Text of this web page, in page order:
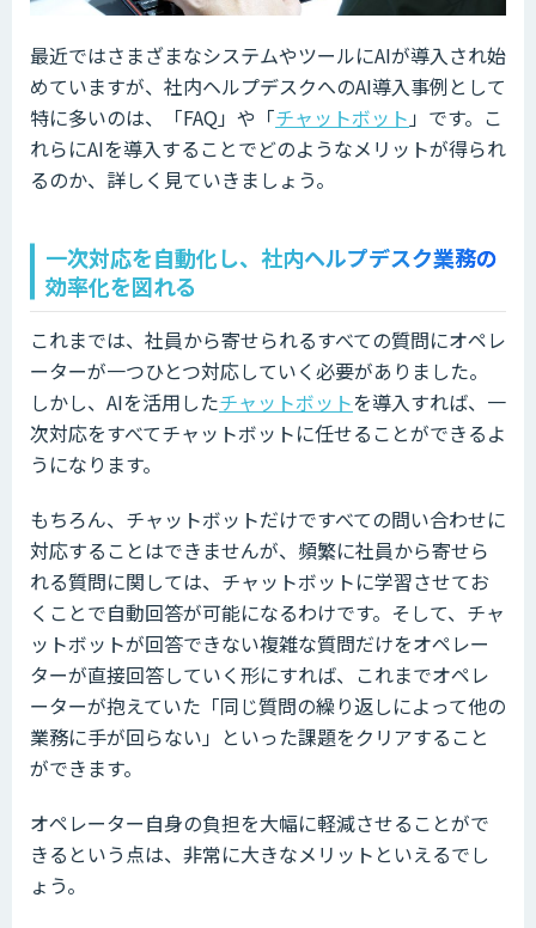
最近ではさまざまなシステムやツールにAIが導入され始
めていますが、社内ヘルプデスクへのAI導入事例として
特に多いのは、「FAQ」や「チャットボット」です。こ
れらにAIを導入することでどのようなメリットが得られ
るのか、詳しく見ていきましょう。
一次対応を自動化し、社内ヘルプデスク業務の
効率化を図れる
これまでは、社員から寄せられるすべての質問にオペレ
ーターが一つひとつ対応していく必要がありました。
しかし、AIを活用したチャットボットを導入すれば、一
次対応をすべてチャットボットに任せることができるよ
うになります。
もちろん、チャットボットだけですべての問い合わせに
対応することはできませんが、頻繁に社員から寄せら
れる質問に関しては、チャットボットに学習させてお
くことで自動回答が可能になるわけです。そして、チャ
ットボットが回答できない複雑な質問だけをオペレー
ターが直接回答していく形にすれば、これまでオペレ
ーターが抱えていた「同じ質問の繰り返しによって他の
業務に手が回らない」といった課題をクリアすること
ができます。
オペレーター自身の負担を大幅に軽減させることがで
きるという点は、非常に大きなメリットといえるでし
ょう。